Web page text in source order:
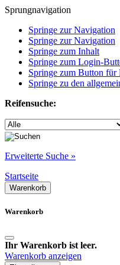
Sprungnavigation
Springe zur Navigation
Springe zur Navigation
Springe zum Inhalt
Springe zum Login-
Springe zum Button für
Springe zu den
Reifensuche:
Erweiterte Suche »
Startseite
Warenkorb
Warenkorb
Ihr Warenkorb ist leer.
Warenkorb anzeigen